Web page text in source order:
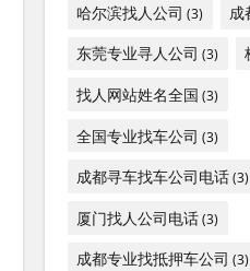
哈尔滨找人公司 (3) 成
东莞专业寻人公司 (3)
找人网站姓名全国 (3)
全国专业找车公司 (3)
成都寻车找车公司电话(3)
厦门找人公司电话(3)
成都专业找抵押车公司 (3)